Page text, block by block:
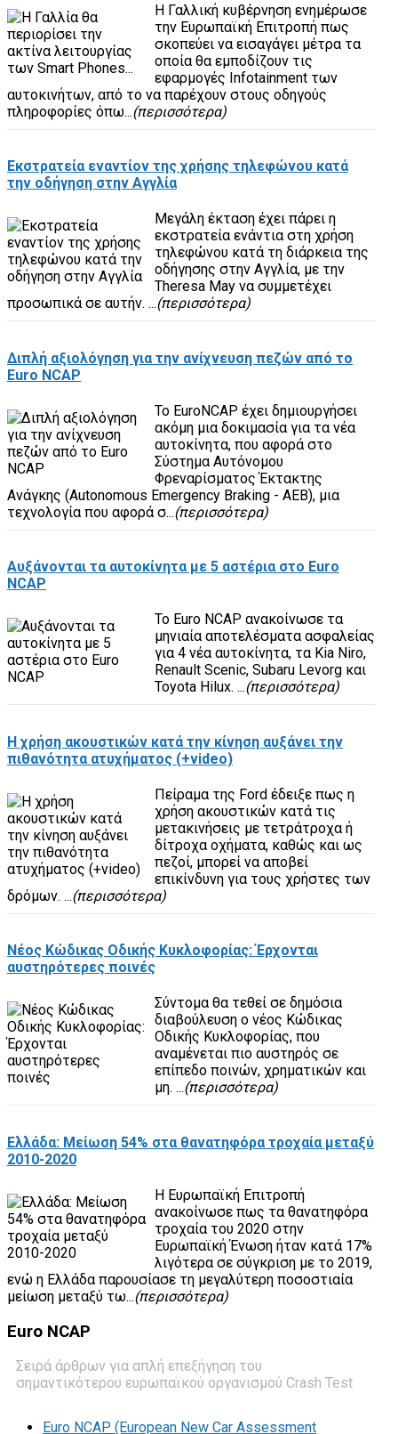
Η Γαλλική κυβέρνηση ενημέρωσε
την Ευρωπαϊκή Επιτροπή πως
σκοπεύει να εισαγάγει μέτρα τα
οποία θα εμποδίζουν τις
εφαρμογές Infotainment των
αυτοκινήτων, από το να παρέχουν στους οδηγούς
πληροφορίες όπω...(περισσότερα)
Εκστρατεία εναντίον της χρήσης τηλεφώνου κατά
την οδήγηση στην Αγγλία
Μεγάλη έκταση έχει πάρει η
εκστρατεία ενάντια στη χρήση
τηλεφώνου κατά τη διάρκεια της
οδήγησης στην Αγγλία, με την
Theresa May να συμμετέχει
προσωπικά σε αυτήν. ...(περισσότερα)
Διπλή αξιολόγηση για την ανίχνευση πεζών από το
Euro NCAP
Το EuroNCAP έχει δημιουργήσει
ακόμη μια δοκιμασία για τα νέα
αυτοκίνητα, που αφορά στο
Σύστημα Αυτόνομου
Φρεναρίσματος Έκτακτης
Ανάγκης (Autonomous Emergency Braking - AEB), μια
τεχνολογία που αφορά σ...(περισσότερα)
Αυξάνονται τα αυτοκίνητα με 5 αστέρια στο Euro
NCAP
Το Euro NCAP ανακοίνωσε τα
μηνιαία αποτελέσματα ασφαλείας
για 4 νέα αυτοκίνητα, τα Kia Niro,
Renault Scenic, Subaru Levorg και
Toyota Hilux. ...(περισσότερα)
Η χρήση ακουστικών κατά την κίνηση αυξάνει την
πιθανότητα ατυχήματος (+video)
Πείραμα της Ford έδειξε πως η
χρήση ακουστικών κατά τις
μετακινήσεις με τετράτροχα ή
δίτροχα οχήματα, καθώς και ως
πεζοί, μπορεί να αποβεί
επικίνδυνη για τους χρήστες των
δρόμων. ...(περισσότερα)
Νέος Κώδικας Οδικής Κυκλοφορίας: Έρχονται
αυστηρότερες ποινές
Σύντομα θα τεθεί σε δημόσια
διαβούλευση ο νέος Κώδικας
Οδικής Κυκλοφορίας, που
αναμένεται πιο αυστηρός σε
επίπεδο ποινών, χρηματικών και
μη. ...(περισσότερα)
Ελλάδα: Μείωση 54% στα θανατηφόρα τροχαία μεταξύ
2010-2020
Η Ευρωπαϊκή Επιτροπή
ανακοίνωσε πως τα θανατηφόρα
τροχαία του 2020 στην
Ευρωπαϊκή Ένωση ήταν κατά 17%
λιγότερα σε σύγκριση με το 2019,
ενώ η Ελλάδα παρουσίασε τη μεγαλύτερη ποσοστιαία
μείωση μεταξύ τω...(περισσότερα)
Euro NCAP
Σειρά άρθρων για απλή επεξήγηση του
σημαντικότερου ευρωπαϊκού οργανισμού Crash Test
Euro NCAP (European New Car Assessment